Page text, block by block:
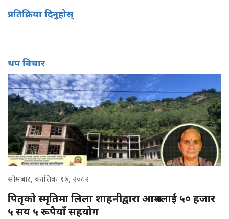
प्रतिक्रिया दिनुहोस्
थप विचार
सोमबार, कात्तिक १७, २०८२
पितृकाे स्मृतिमा लिला शाहनीद्वारा आश्रमलाई ५० हजार
५ सय ५ रूपैयाँ सहयोग